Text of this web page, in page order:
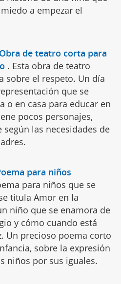
a empezar el
de teatro corta para
. Esta obra de teatro
sobre el respeto. Un día
que se
o en casa para educar en
pocos personajes,
las necesidades de
para niños
para niños que se
titula Amor en la
niño que se enamora de
y cómo cuando está
Un precioso poema corto
sobre la expresión
niños por sus iguales.